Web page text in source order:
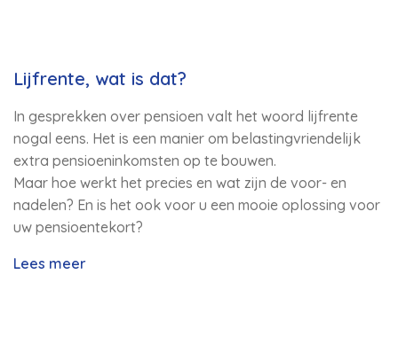
Lijfrente, wat is dat?
In gesprekken over pensioen valt het woord lijfrente
nogal eens. Het is een manier om belastingvriendelijk
extra pensioeninkomsten op te bouwen.
Maar hoe werkt het precies en wat zijn de voor- en
nadelen? En is het ook voor u een mooie oplossing voor
uw pensioentekort?
Lees meer